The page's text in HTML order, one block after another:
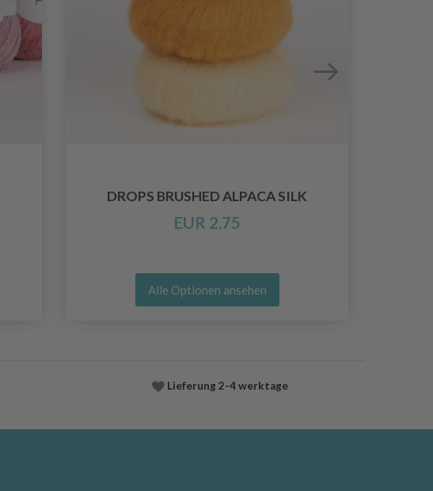
DROPS BRUSHED ALPACA SILK
EUR 2.75
Alle Optionen ansehen
Lieferung 2-4 werktage